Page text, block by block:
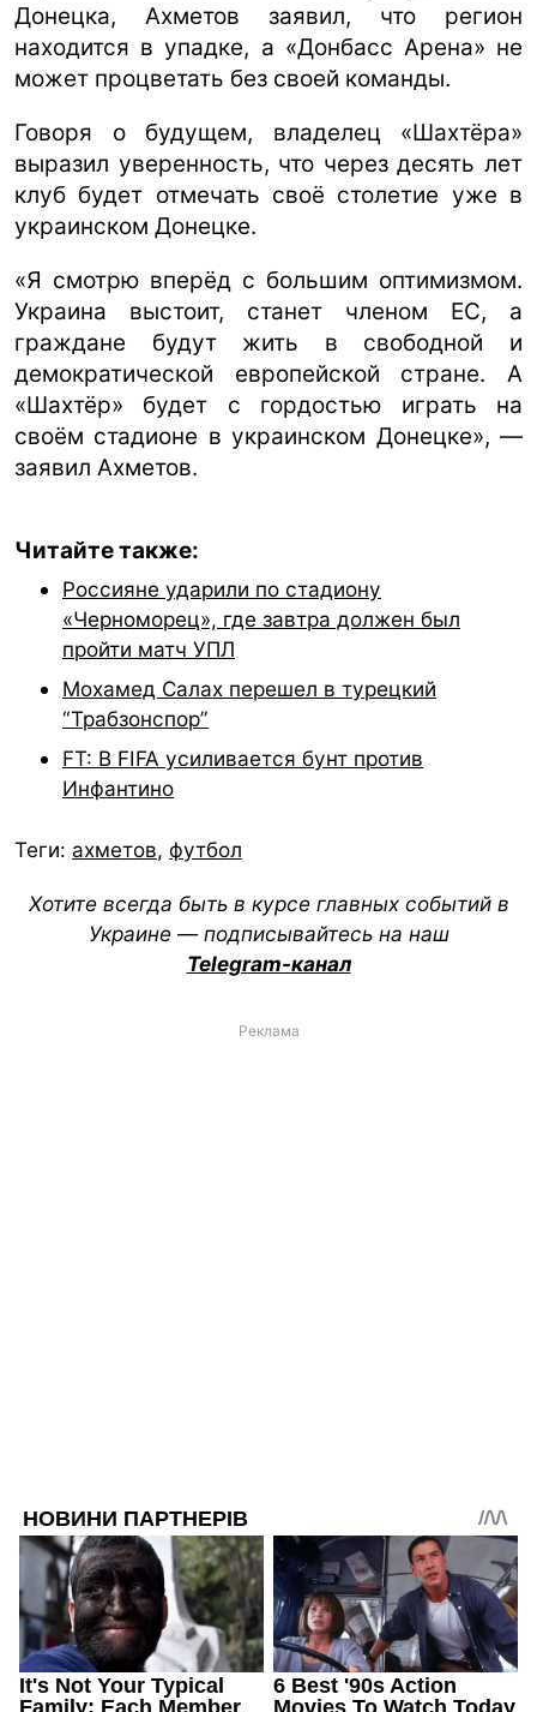
Донецка, Ахметов заявил, что регион
находится в упадке, а «Донбасс Арена» не
может процветать без своей команды.
Говоря о будущем, владелец «Шахтёра»
выразил уверенность, что через десять лет
клуб будет отмечать своё столетие уже в
украинском Донецке.
«Я смотрю вперёд с большим оптимизмом.
Украина выстоит, станет членом ЕС, а
граждане будут жить в свободной и
демократической европейской стране. А
«Шахтёр» будет с гордостью играть на
своём стадионе в украинском Донецке», —
заявил Ахметов.
Читайте также:
Россияне ударили по стадиону
«Черноморец», где завтра должен был
пройти матч УПЛ
Мохамед Салах перешел в турецкий
“Трабзонспор”
FT: В FIFA усиливается бунт против
Инфантино
Теги: ахметов, футбол
Хотите всегда быть в курсе главных событий в
Украине — подписывайтесь на наш
Telegram-канал
Реклама